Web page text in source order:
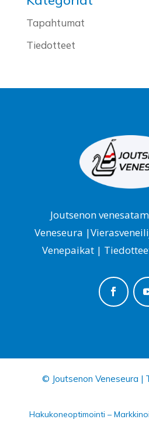
Tapahtumat
Tiedotteet
Joutsenon
Veneseura |
Venepaikat |
© Joutsenon Veneseura |
Hakukoneoptimointi –